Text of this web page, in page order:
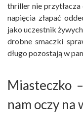
thriller nie
napięcia złapać
jako uczestnik
drobne smaczki
długo pozostają w
Miasteczko
nam oczy na